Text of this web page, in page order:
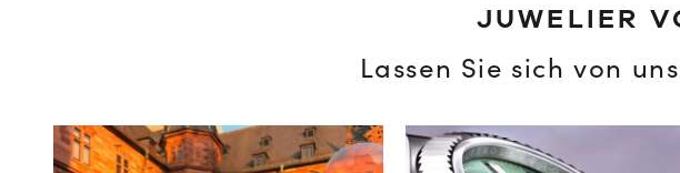
JUWELIER
Lassen Sie sich von